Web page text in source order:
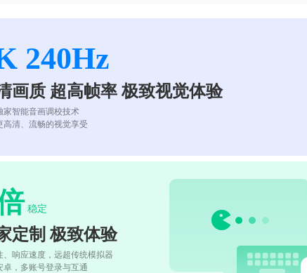
240Hz
画质 超高帧率 极致视觉体验
家智能音画调校技术
高清、流畅的视觉享受
稳定
定制 极致体验
、响应速度，远超传统模拟器
卓，多账号登录与互通